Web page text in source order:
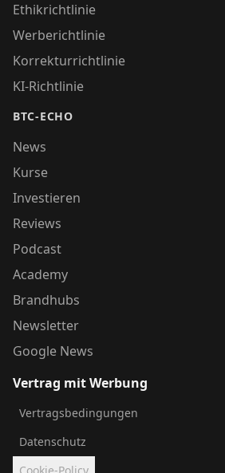
Ethikrichtlinie
Werberichtlinie
Korrekturrichtlinie
KI-Richtlinie
BTC-ECHO
News
Kurse
Investieren
Reviews
Podcast
Academy
Brandhubs
Newsletter
Google News
Vertrag mit Werbung
Vertragsbedingungen
Datenschutz